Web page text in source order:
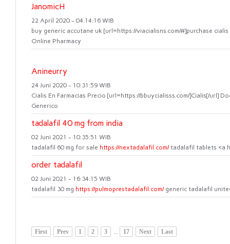
JanomicH
22 April 2020 - 04:14:16 WIB
buy generic accutane uk [url=https://viacialisns.com/#]purchase
Online Pharmacy
Anineurry
24 Juni 2020 - 10:31:59 WIB
Cialis En Farmacias Precio [url=https://bbuycialisss.com/]Cialis[/url]
Generico
tadalafil 40 mg from india
02 Juni 2021 - 10:35:51 WIB
tadalafil 60 mg for sale https://nextadalafil.com/tadalafil tablets <a
order tadalafil
02 Juni 2021 - 16:34:15 WIB
tadalafil 30 mg https://pulmoprestadalafil.com/generic tadalafil
First Prev 1 2 3 17 Next Last